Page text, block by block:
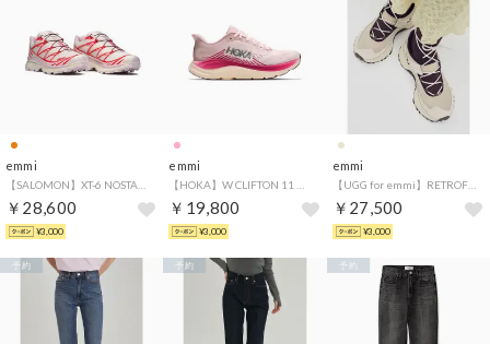
emmi
￥28,600
¥3,000
emmi
￥19,800
¥3,000
emmi
【UGG for emmi】RETROFI LOW BALLET （BEG）
￥27,500
¥3,000
予約 予約 予約